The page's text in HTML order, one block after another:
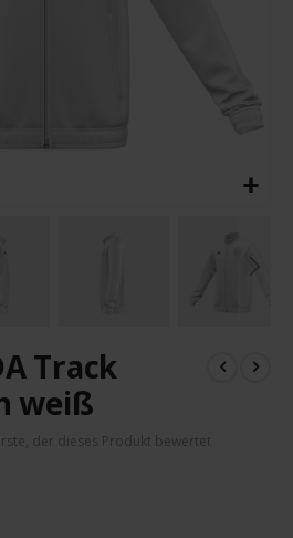
Track
weiß
der dieses Produkt bewertet